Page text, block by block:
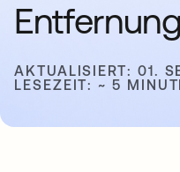
Entfernung
AKTUALISIERT: 01.
LESEZEIT: ~ 5